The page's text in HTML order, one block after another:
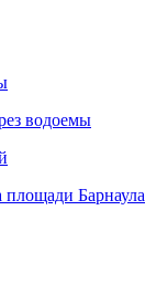
водоемы
площади Барнаула